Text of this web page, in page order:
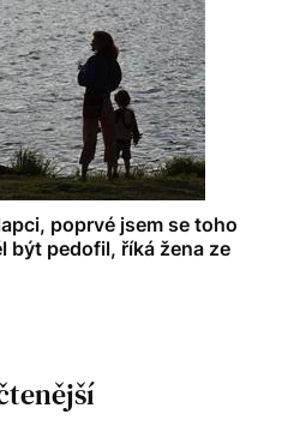
poprvé jsem se toho
být pedofil, říká žena ze